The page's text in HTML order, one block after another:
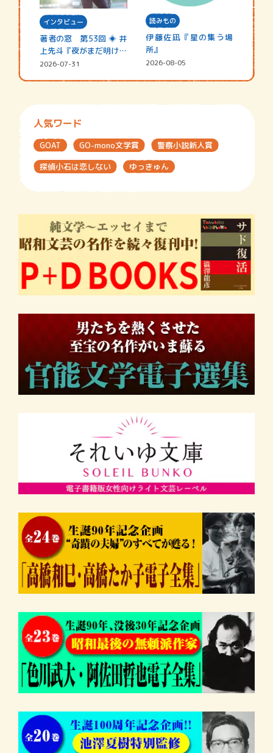
インタビュー
著者の窓 第53回 ◈ 井
上先斗『夜がまだ明けな
い』
2026-07-31
読みもの
伊藤佐凪『星の集う場
所』
2026-08-05
人気ワード
GOAT GO-mono文学賞
警察小説新人賞
探偵小石は恋しない
ゆっきゅん